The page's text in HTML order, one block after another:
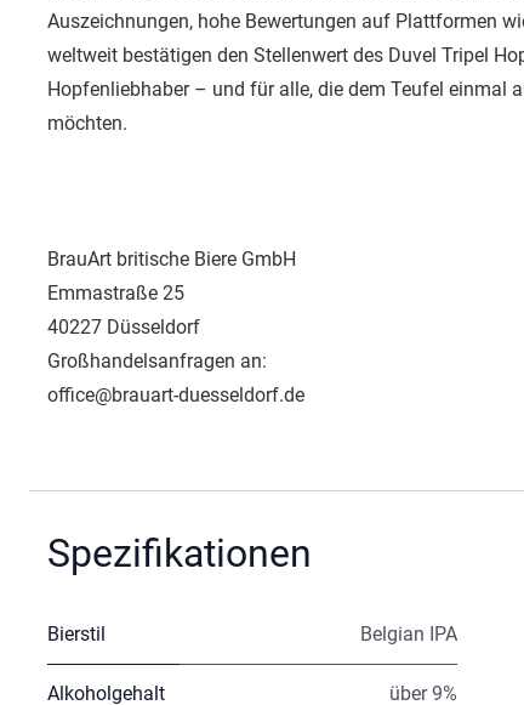
Auszeichnungen, hohe Bewertungen auf Plattformen
weltweit bestätigen den Stellenwert des Duvel Tripel
Hopfenliebhaber – und für alle, die dem Teufel einmal
möchten.
BrauArt britische Biere GmbH
Emmastraße 25
40227 Düsseldorf
Großhandelsanfragen an:
office@brauart-duesseldorf.de
Spezifikationen
Bierstil Belgian IPA
Alkoholgehalt über 9%